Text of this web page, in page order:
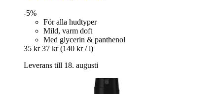
-5%
För alla hudtyper
Mild, varm doft
Med glycerin & panthenol
35 kr 37 kr (140 kr / l)
Leverans till 18. augusti